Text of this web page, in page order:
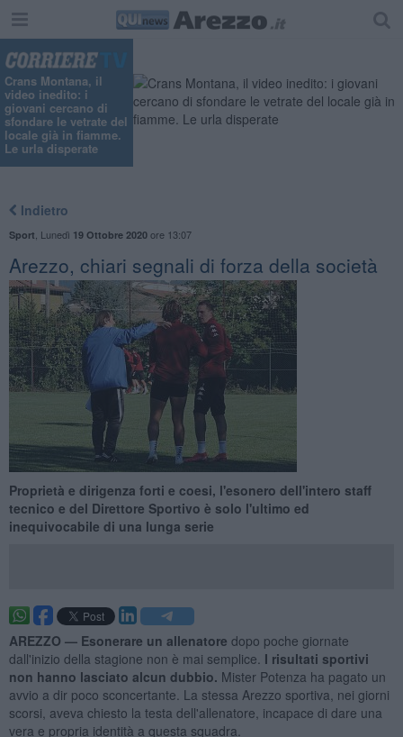
Crans Montana, il
video inedito: i
giovani cercano di
sfondare le vetrate del
locale già in fiamme.
Le urla disperate
Indietro
Sport Lunedì 19 Ottobre 2020ore 13:07
Arezzo, chiari segnali di forza della società
Proprietà e dirigenza forti e coesi, l'esonero dell'intero staff
tecnico e del Direttore Sportivo è solo l'ultimo ed
inequivocabile di una lunga serie
AREZZO — Esonerare un allenatore dopo poche giornate
dall'inizio della stagione non è mai semplice. I risultati sportivi
non hanno lasciato alcun dubbio. Mister Potenza ha pagato un
avvio a dir poco sconcertante. La stessa Arezzo sportiva, nei giorni
scorsi, aveva chiesto la testa dell'allenatore, incapace di dare una
vera e propria identità a questa squadra.